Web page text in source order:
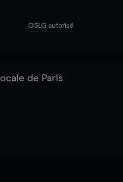
OSLG autorisé
de Paris